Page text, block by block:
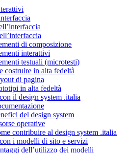
di composizione
interattivi
testuali (microtesti)
costruire in alta fedeltà
di pagina
in alta fedeltà
il design system .italia
del design system
operative
contribuire al design system .italia
i modelli di sito e servizi
dell’utilizzo dei modelli